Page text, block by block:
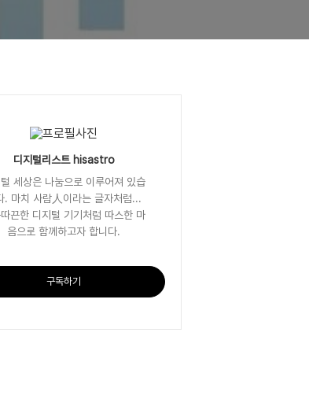
디지털리스트 hisastro
세상은 나눔으로 이루어져 있습
. 마치 사람人이라는 글자처럼...
끈한 디지털 기기처럼 따스한 마
음으로 함께하고자 합니다.
구독하기